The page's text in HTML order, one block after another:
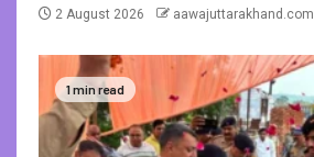
2 August 2026 aawajuttarakhand.com
1 min read